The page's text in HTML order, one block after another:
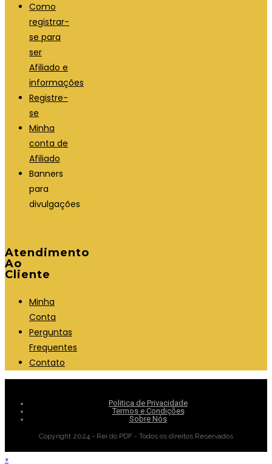
Como
registrar-
se para
ser
Afiliado e
informações
Registre-
se
Minha
conta de
Afiliado
Banners
para
divulgações
Atendimento
Ao
Cliente
Minha
Conta
Perguntas
Frequentes
Contato
Politica de Privacidade
Termos e Condições
Sobre Nós
Copyright 2024 - Rei do PDF - Todos os direitos Reservados
×